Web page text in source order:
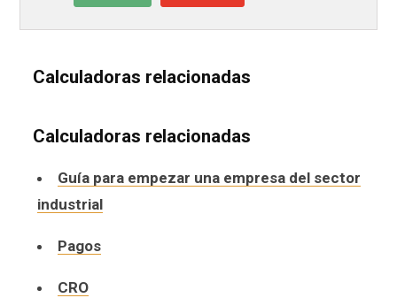
Calculadoras relacionadas
Calculadoras relacionadas
Guía para empezar una empresa del sector
industrial
Pagos
CRO